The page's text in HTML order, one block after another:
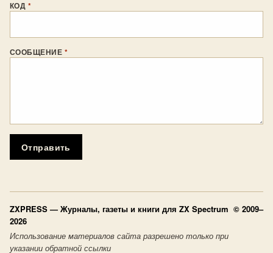
КОД *
СООБЩЕНИЕ *
Отправить
ZXPRESS — Журналы, газеты и книги для ZX Spectrum © 2009–
2026
Использование материалов сайта разрешено только при
указании обратной ссылки